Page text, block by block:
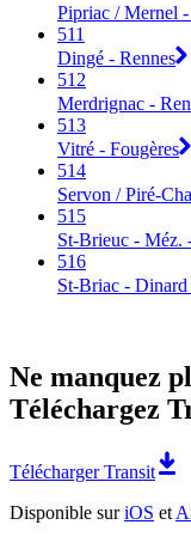
Pipriac / Mernel -
511
Dingé - Rennes
512
Merdrignac -
513
Vitré - Fougères
514
Servon / Piré-
515
St-Brieuc - Méz.
516
St-Briac -
Ne manquez
Téléchargez
Télécharger Transit
Disponible suriOS et